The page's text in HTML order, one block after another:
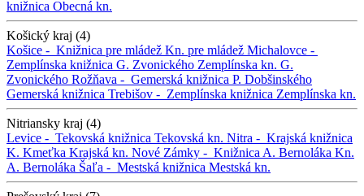
knižnica Obecná kn.
Košický kraj (4)
Košice - Knižnica pre mládež Kn. pre mládež Michalovce -
Zemplínska knižnica G. Zvonického Zemplínska kn. G.
Zvonického Rožňava - Gemerská knižnica P. Dobšinského
Gemerská knižnica Trebišov - Zemplínska knižnica Zemplínska kn.
Nitriansky kraj (4)
Levice - Tekovská knižnica Tekovská kn. Nitra - Krajská knižnica
K. Kmeťka Krajská kn. Nové Zámky - Knižnica A. Bernoláka Kn.
A. Bernoláka Šaľa - Mestská knižnica Mestská kn.